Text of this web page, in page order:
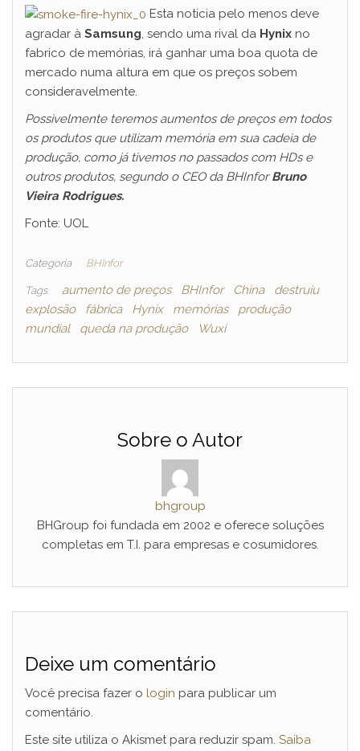
Esta noticia pelo menos deve
agradar à Samsung, sendo uma rival da Hynix no
fabrico de memórias, irá ganhar uma boa quota de
mercado numa altura em que os preços sobem
consideravelmente.
Possivelmente teremos aumentos de preços em todos
os produtos que utilizam memória em sua cadeia de
produção, como já tivemos no passados com HDs e
outros produtos, segundo o CEO da BHInforBruno
Vieira Rodrigues.
Fonte: UOL
Categoria BHInfor
Tags aumento de preços BHInfor China
destruiu
explosão
fábrica Hynix memórias
produção
mundial
queda na produção Wuxi
Sobre o Autor
bhgroup
BHGroup foi fundada em 2002 e oferece soluções
completas em T.I. para empresas e cosumidores.
Deixe um comentário
Você precisa fazer o login para publicar um
comentário.
Este site utiliza o Akismet para reduzir spam. Saiba